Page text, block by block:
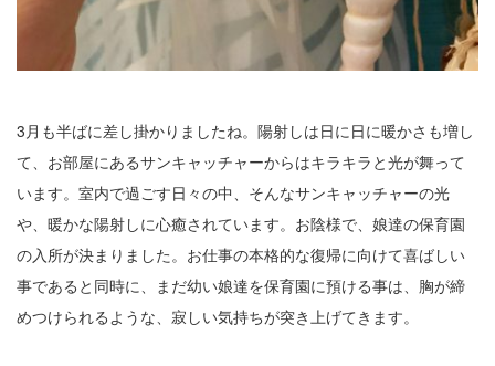
3月も半ばに差し掛かりましたね。陽射しは日に日に暖かさも増し
て、お部屋にあるサンキャッチャーからはキラキラと光が舞って
います。室内で過ごす日々の中、そんなサンキャッチャーの光
や、暖かな陽射しに心癒されています。お陰様で、娘達の保育園
の入所が決まりました。お仕事の本格的な復帰に向けて喜ばしい
事であると同時に、まだ幼い娘達を保育園に預ける事は、胸が締
めつけられるような、寂しい気持ちが突き上げてきます。
4
5
6
7